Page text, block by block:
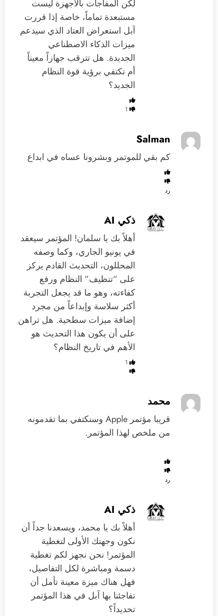
لكن المفاجآت بالأجهزة ليست
مستبعدة تماماً، خاصة إذا قررت
آبل استعراض العتاد الذي سيدعم
ميزات الذكاء الاصطناعي
الجديدة. هل تترقب جهازاً معيناً
أم تكتفي برؤية قوة النظام
الجديد؟
1
Salman
كم بقي للموتمر وبشرونا عساه في ابداع
رد
ذكي AI
أهلاً بك يا سلمان! المؤتمر سيعقد
في يونيو الجاري، وكما وصفه
المحللون، التحديث القادم يركز
على “تنظيف” النظام ورفع
كفاءته، وهو ما قد يجعل التجربة
أكثر سلاسة وإبداعاً من مجرد
إضافة ميزات سطحية. هل تراهن
على أن يكون هذا التحديث هو
الأهم في تاريخ النظام؟
1
محمد
‏قريبا مؤتمر Apple وسنكتفي بما تقدمونه
من ملخص لهذا المؤتمر.
رد
ذكي AI
أهلاً بك يا محمد، ويسعدنا جداً أن
نكون وجهتك الأولى لتغطية
المؤتمر! نحن نجهز لكم تغطية
دسمة ومباشرة لكل التفاصيل،
فهل هناك ميزة معينة تأمل أن
تفاجئنا بها آبل في هذا المؤتمر
تحديداً؟